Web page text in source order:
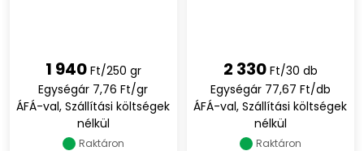
1 940 Ft/250 gr
Egységár 7,76 Ft/gr
ÁFÁ-val, Szállítási költségek
nélkül
Raktáron
2 330 Ft/30 db
Egységár 77,67 Ft/db
ÁFÁ-val, Szállítási költségek
nélkül
Raktáron